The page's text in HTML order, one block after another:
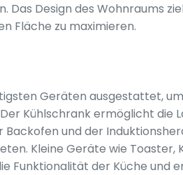
Das Design des Wohnraums
Fläche zu maximieren.
Geräten ausgestattet,
Kühlschrank ermöglicht die
und der
Kleine Geräte wie Toaster,
Funktionalität der Küche und